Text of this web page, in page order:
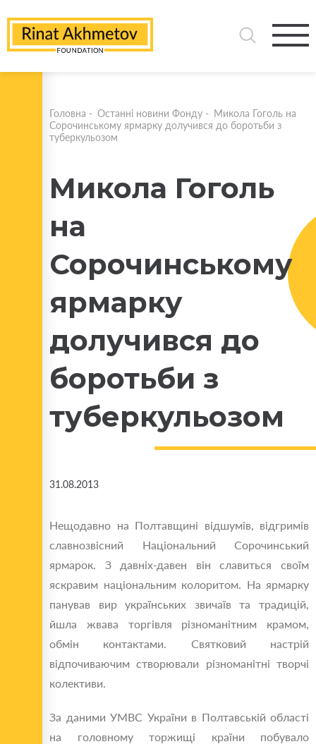
Головна - Останні новини Фонду - Микола Гоголь на
Сорочинському ярмарку долучився до боротьби з
туберкульозом
Микола Гоголь
на
Сорочинському
ярмарку
долучився до
боротьби з
туберкульозом
31.08.2013
Нещодавно на Полтавщині відшумів, відгримів
славнозвісний Національний Сорочинський
ярмарок. З давніх-давен він славиться своїм
яскравим національним колоритом. На ярмарку
панував вир українських звичаїв та традицій,
йшла жвава торгівля різноманітним крамом,
обмін контактами. Святковий настрій
відпочиваючим створювали різноманітні творчі
колективи.
За даними УМВС України в Полтавській області
на головному торжищі країни побувало